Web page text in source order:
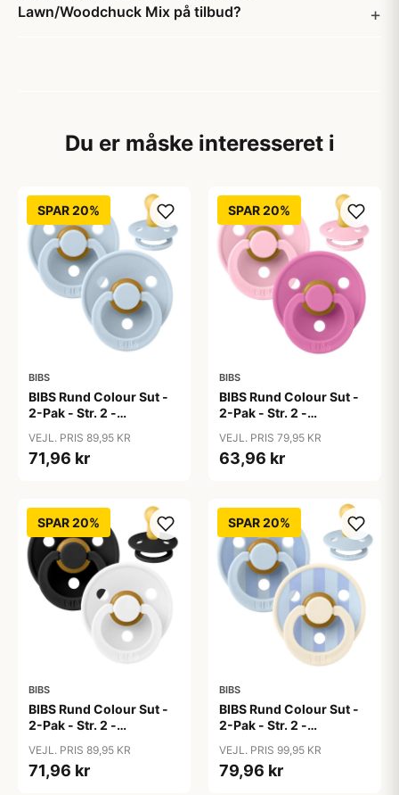
Lawn/Woodchuck Mix på tilbud?
Du er måske interesseret i
SPAR 20%
BIBS
BIBS Rund Colour Sut -
2-Pak - Str. 2 -
Blue/Baby Blue
VEJL. PRIS 89,95 KR
71,96 kr
SPAR 20%
BIBS
BIBS Rund Colour Sut -
2-Pak - Str. 2 -
Pink/Bubblegum
VEJL. PRIS 79,95 KR
63,96 kr
SPAR 20%
BIBS
BIBS Rund Colour Sut -
2-Pak - Str. 2 -
Black/White
VEJL. PRIS 89,95 KR
71,96 kr
SPAR 20%
BIBS
BIBS Rund Colour Sut -
2-Pak - Str. 2 -
Studio - Baby Blue/Dusty
Blue Mix
VEJL. PRIS 99,95 KR
79,96 kr